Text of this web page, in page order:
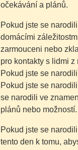
očekávání a plánů.
Pokud jste se
domácími
zarmouceni nebo
pro kontakty s lidmi
Pokud jste se
Pokud jste se
se narodili ve
plánů nebo možností.
Pokud jste se
tento den k tomu,